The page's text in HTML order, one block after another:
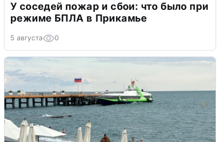
У соседей пожар и сбои: что было при
режиме БПЛА в Прикамье
5 августа 0